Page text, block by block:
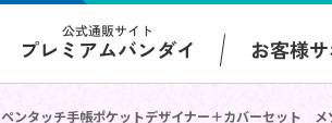
公式通販サイト
プレミアムバンダイ お客様
ペンタッチ手帳ポケットデザイナー＋カバーセット メ